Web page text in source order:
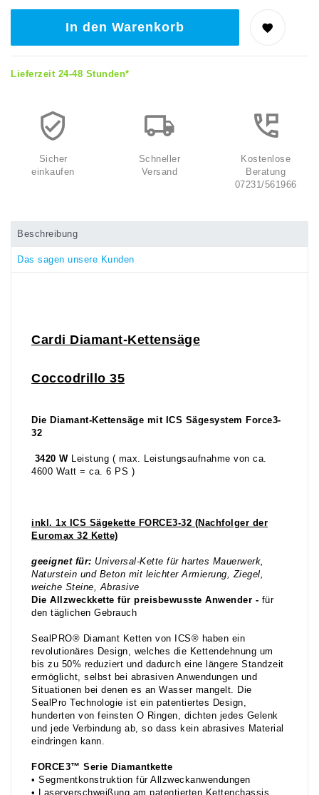
In den Warenkorb
Lieferzeit 24-48 Stunden*
Sicher
einkaufen
Schneller
Versand
Kostenlose
Beratung
07231/561966
Beschreibung
Das sagen unsere Kunden
Cardi Diamant-Kettensäge
Coccodrillo 35
Die Diamant-Kettensäge mit ICS Sägesystem Force3-
32
3420 W Leistung ( max. Leistungsaufnahme von ca.
4600 Watt = ca. 6 PS )
inkl. 1x ICS Sägekette FORCE3-32 (Nachfolger der
Euromax 32 Kette)
geeignet für: Universal-Kette für hartes Mauerwerk,
Naturstein und Beton mit leichter Armierung, Ziegel,
weiche Steine, Abrasive
Die Allzweckkette für preisbewusste Anwender - für
den täglichen Gebrauch
SealPRO® Diamant Ketten von ICS® haben ein
revolutionäres Design, welches die Kettendehnung um
bis zu 50% reduziert und dadurch eine längere Standzeit
ermöglicht, selbst bei abrasiven Anwendungen und
Situationen bei denen es an Wasser mangelt. Die
SealPro Technologie ist ein patentiertes Design,
hunderten von feinsten O Ringen, dichten jedes Gelenk
und jede Verbindung ab, so dass kein abrasives Material
eindringen kann.
FORCE3™ Serie Diamantkette
• Segmentkonstruktion für Allzweckanwendungen